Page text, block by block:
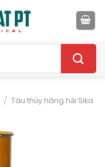
/ Tàu thủy hàng hải Sika